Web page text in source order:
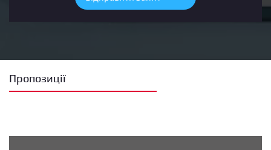
Пропозиції